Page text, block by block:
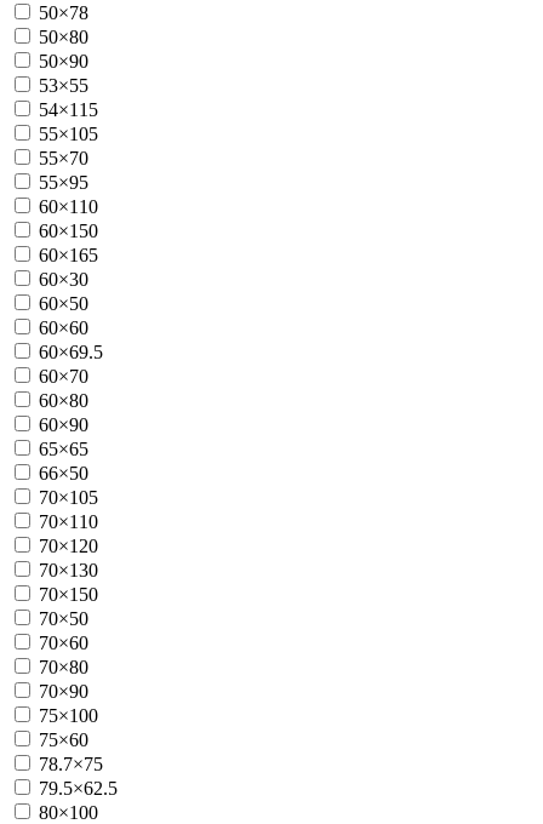
50×78
50×80
50×90
53×55
54×115
55×105
55×70
55×95
60×110
60×150
60×165
60×30
60×50
60×60
60×69.5
60×70
60×80
60×90
65×65
66×50
70×105
70×110
70×120
70×130
70×150
70×50
70×60
70×80
70×90
75×100
75×60
78.7×75
79.5×62.5
80×100